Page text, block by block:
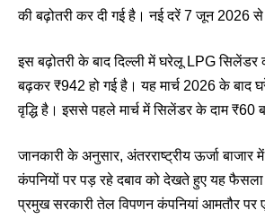
की बढ़ोतरी कर दी गई है। नई दरें 7 जून 2026 से
इस बढ़ोतरी के बाद दिल्ली में घरेलू LPG
बढ़कर ₹942 हो गई है। यह मार्च 2026 के बाद
वृद्धि है। इससे पहले मार्च में सिलेंडर के दाम ₹60
जानकारी के अनुसार, अंतरराष्ट्रीय ऊर्जा
कंपनियों पर पड़ रहे दबाव को देखते हुए यह
प्रमुख सरकारी तेल विपणन कंपनियां आमतौर पर